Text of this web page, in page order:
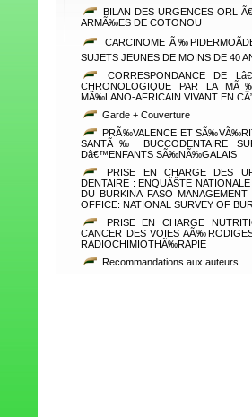
BILAN DES URGENCES ORL
ARMÃ‰ES DE COTONOU
CARCINOME
SUJETS JEUNES DE MOINS DE 40
CORRESPONDANCE DE
CHRONOLOGIQUE PAR LA
MÃ‰LANO-AFRICAIN VIVANT EN
Garde + Couverture
PRÃ‰VALENCE ET
SANTÃ‰ BUCCODENTAIRE
Dâ€™ENFANTS SÃ‰NÃ‰GALAIS
PRISE EN CHARGE DES
DENTAIRE : ENQUÃŠTE
DU BURKINA FASO
OFFICE: NATIONAL SURVEY OF
PRISE EN CHARGE
CANCER DES VOIES
RADIOCHIMIOTHÃ‰RAPIE
Recommandations aux auteurs